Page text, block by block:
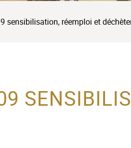
sensibilisation, réemploi et